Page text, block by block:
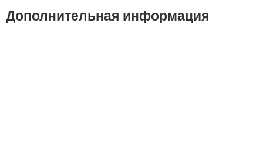
Дополнительная информация